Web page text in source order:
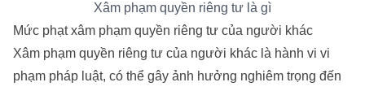
Xâm phạm quyền riêng tư là gì
Mức phạt xâm phạm quyền riêng tư của người khác
Xâm phạm quyền riêng tư của người khác là hành vi vi
phạm pháp luật, có thể gây ảnh hưởng nghiêm trọng đến